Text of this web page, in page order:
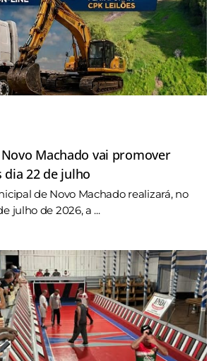
Machado vai promover
dia 22 de julho
de Novo Machado realizará, no
julho de 2026, a ...